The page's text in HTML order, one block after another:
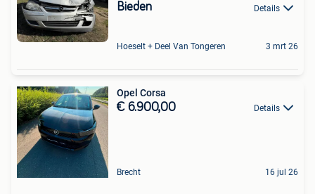
Bieden Details
Hoeselt + Deel Van Tongeren 3 mrt 26
Opel Corsa
€ 6.900,00 Details
Brecht 16 jul 26